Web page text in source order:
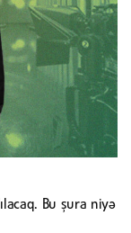
Bu şura niyə